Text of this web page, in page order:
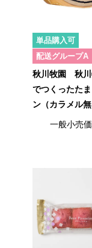
単品購入可
配送グループA
秋川牧園 秋川
でつくったた
ン（カラメル無
一般小売